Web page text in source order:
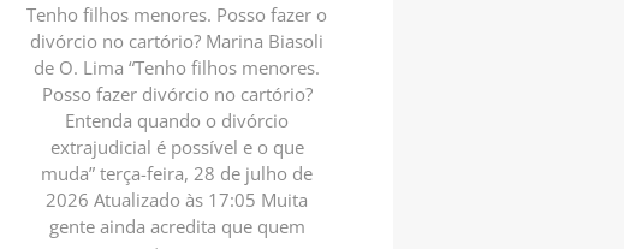
Tenho filhos menores. Posso fazer o
divórcio no cartório? Marina Biasoli
de O. Lima “Tenho filhos menores.
Posso fazer divórcio no cartório?
Entenda quando o divórcio
extrajudicial é possível e o que
muda” terça-feira, 28 de julho de
2026 Atualizado às 17:05 Muita
gente ainda acredita que quem